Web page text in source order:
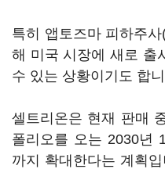
특히 앱토즈마 피하주
해 미국 시장에 새로 출
수 있는 상황이기도 합
셀트리온은 현재 판매
폴리오를 오는 2030년
까지 확대한다는 계획